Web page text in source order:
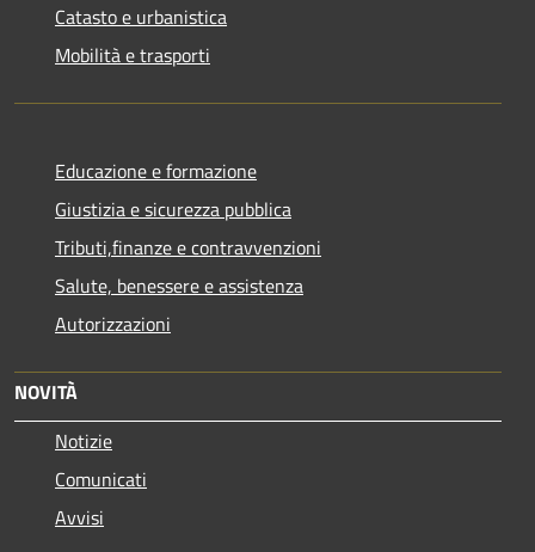
Catasto e urbanistica
Mobilità e trasporti
Educazione e formazione
Giustizia e sicurezza pubblica
Tributi,finanze e contravvenzioni
Salute, benessere e assistenza
Autorizzazioni
NOVITÀ
Notizie
Comunicati
Avvisi